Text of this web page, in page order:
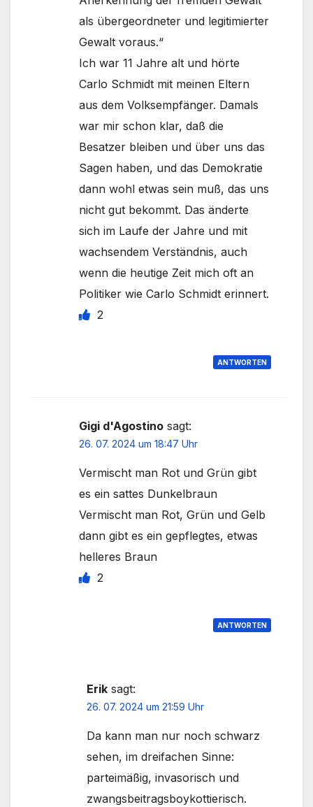
als übergeordneter und legitimierter
Gewalt voraus.“
Ich war 11 Jahre alt und hörte
Carlo Schmidt mit meinen Eltern
aus dem Volksempfänger. Damals
war mir schon klar, daß die
Besatzer bleiben und über uns das
Sagen haben, und das Demokratie
dann wohl etwas sein muß, das uns
nicht gut bekommt. Das änderte
sich im Laufe der Jahre und mit
wachsendem Verständnis, auch
wenn die heutige Zeit mich oft an
Politiker wie Carlo Schmidt erinnert.
2
ANTWORTEN
Gigi d'Agostino sagt:
26. 07. 2024 um 18:47 Uhr
Vermischt man Rot und Grün gibt
es ein sattes Dunkelbraun
Vermischt man Rot, Grün und Gelb
dann gibt es ein gepflegtes, etwas
helleres Braun
2
ANTWORTEN
Erik sagt:
26. 07. 2024 um 21:59 Uhr
Da kann man nur noch schwarz
sehen, im dreifachen Sinne:
parteimäßig, invasorisch und
zwangsbeitragsboykottierisch.